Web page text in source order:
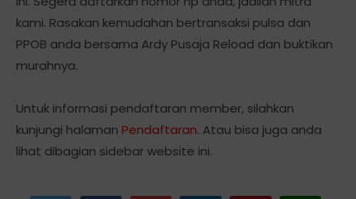
kami. Rasakan kemudahan bertransaksi pulsa dan
PPOB anda bersama Ardy Pusaja Reload dan buktikan
murahnya.
Untuk informasi pendaftaran member, silahkan
kunjungi halaman Pendaftaran. Atau bisa juga anda
lihat dibagian sidebar website ini.